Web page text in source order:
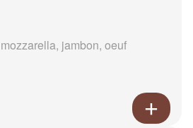
jambon, oeuf